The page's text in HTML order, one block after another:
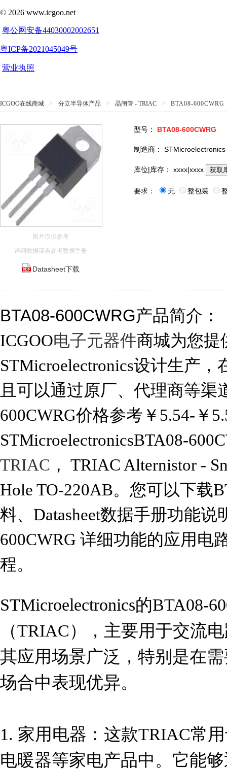
ICGOO在线商城 > 分立半导体产品 > 晶闸管 - TRIAC > BTA08-600CWRG
图片仅供参考
详细数据请看参考数据手册
Datasheet下载
型号： BTA08-600CWRG
制造商： STMicroelectronics
库位|库存： xxxx|xxxx 获取
要求： 无 整包装
BTA08-600CWRG产品简介：
ICGOO电子元器件商城为您提
STMicroelectronics设计生产，
且可以通过原厂、代理商等渠
600CWRG价格参考￥5.54-￥
STMicroelectronicsBTA08-
TRIAC ， TRIAC Alternistor -
Hole TO-220AB。您可以下载
料、Datasheet数据手册功能
600CWRG 详细功能的应用电
程。
STMicroelectronics的BTA08-
（TRIAC），主要用于交流
其应用场景广泛，特别是在
场合中表现优异。
1. 家用电器：这款TRIAC常
电暖器等家电产品中。它能